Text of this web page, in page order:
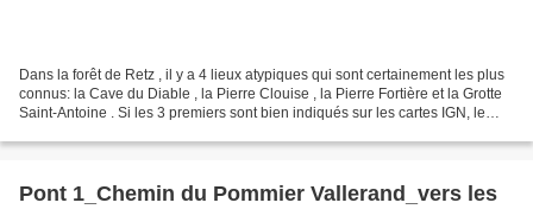
Dans la forêt de Retz , il y a 4 lieux atypiques qui sont certainement les plus
connus: la Cave du Diable , la Pierre Clouise , la Pierre Fortière et la Grotte
Saint-Antoine . Si les 3 premiers sont bien indiqués sur les cartes IGN, le
Pont 1_Chemin du Pommier Vallerand_vers les